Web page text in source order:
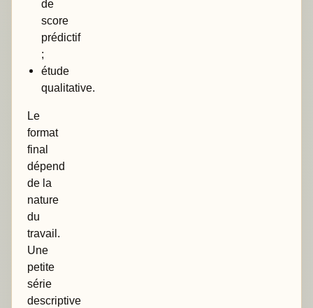
de
score
prédictif
;
étude
qualitative.
Le
format
final
dépend
de la
nature
du
travail.
Une
petite
série
descriptive